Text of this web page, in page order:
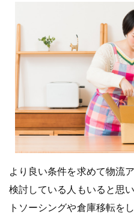
より良い条件を求めて物流
検討している人もいると思
トソーシングや倉庫移転を